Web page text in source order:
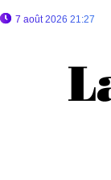
7 août 2026 21:27